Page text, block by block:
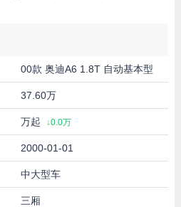
00款 奥迪A6 1.8T 自动基本型
37.60万
万起 ↓0.0万
2000-01-01
中大型车
三厢